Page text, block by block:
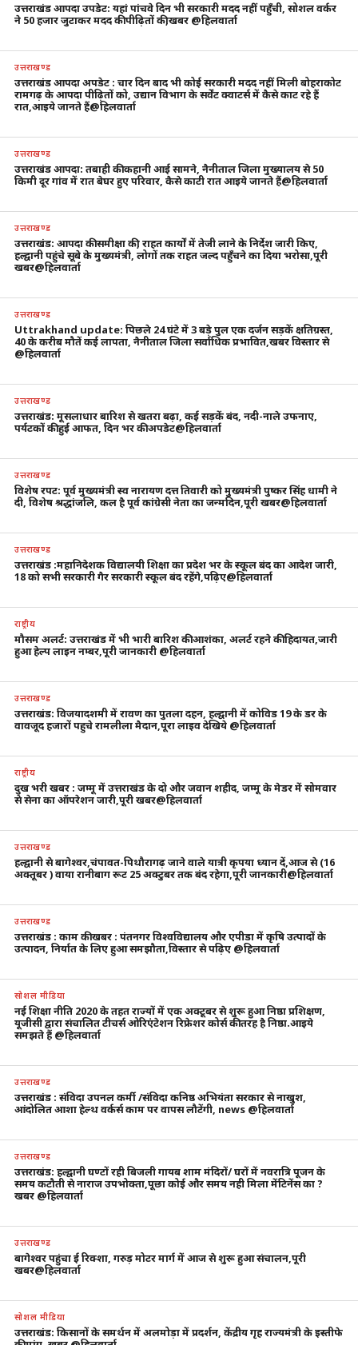
उत्तराखंड आपदा उपडेट: यहां पांचवे दिन भी सरकारी मदद नहीं पहुँची, सोशल वर्कर
ने 50 हजार जुटाकर मदद की पीढ़ितों की,खबर @हिलवार्ता
उत्तराखण्ड
उत्तराखंड आपदा अपडेट : चार दिन बाद भी कोई सरकारी मदद नहीं मिली बोहराकोट
रामगढ़ के आपदा पीढ़ितों को, उद्यान विभाग के सर्वेंट क्वाटर्स में कैसे काट रहे हैं
रात,आइये जानते हैं@हिलवार्ता
उत्तराखण्ड
उत्तराखंड आपदा: तबाही की कहानी आई सामने, नैनीताल जिला मुख्यालय से 50
किमी दूर गांव में रात बेघर हुए परिवार, कैसे काटी रात आइये जानते हैं@हिलवार्ता
उत्तराखण्ड
उत्तराखंड: आपदा की समीक्षा की, राहत कार्यों में तेजी लाने के निर्देश जारी किए,
हल्द्वानी पहुंचे सूबे के मुख्यमंत्री, लोगों तक राहत जल्द पहुँचने का दिया भरोसा,पूरी
खबर@हिलवार्ता
उत्तराखण्ड
Uttrakhand update: पिछले 24 घंटे में 3 बड़े पुल एक दर्जन सड़कें क्षतिग्रस्त,
40 के करीब मौतें कई लापता, नैनीताल जिला सर्वाधिक प्रभावित,खबर विस्तार से
@हिलवार्ता
उत्तराखण्ड
उत्तराखंड: मूसलाधार बारिश से खतरा बढ़ा, कई सड़कें बंद, नदी-नाले उफनाए,
पर्यटकों की हुई आफत, दिन भर की अपडेट@हिलवार्ता
उत्तराखण्ड
विशेष रपट: पूर्व मुख्यमंत्री स्व नारायण दत्त तिवारी को मुख्यमंत्री पुष्कर सिंह धामी ने
दी, विशेष श्रद्धांजलि, कल है पूर्व कांग्रेसी नेता का जन्मदिन,पूरी खबर@हिलवार्ता
उत्तराखण्ड
उत्तराखंड :महानिदेशक विद्यालयी शिक्षा का प्रदेश भर के स्कूल बंद का आदेश जारी,
18 को सभी सरकारी गैर सरकारी स्कूल बंद रहेंगे,पढ़िए@हिलवार्ता
राष्ट्रीय
मौसम अलर्ट: उत्तराखंड में भी भारी बारिश की आशंका, अलर्ट रहने की हिदायत,जारी
हुआ हेल्प लाइन नम्बर,पूरी जानकारी @हिलवार्ता
उत्तराखण्ड
उत्तराखंड: विजयादशमी में रावण का पुतला दहन, हल्द्वानी में कोविड 19 के डर के
वावजूद हजारों पहुचे रामलीला मैदान,पूरा लाइव देखिये @हिलवार्ता
राष्ट्रीय
दुख भरी खबर : जम्मू में उत्तराखंड के दो और जवान शहीद, जम्मू के मेडर में सोमवार
से सेना का ऑपरेशन जारी,पूरी खबर@हिलवार्ता
उत्तराखण्ड
हल्द्वानी से बागेश्वर,चंपावत-पिथौरागढ़ जाने वाले यात्री कृपया ध्यान दें,आज से (16
अक्तूबर ) वाया रानीबाग रूट 25 अक्टुबर तक बंद रहेगा,पूरी जानकारी@हिलवार्ता
उत्तराखण्ड
उत्तराखंड : काम की खबर : पंतनगर विश्वविद्यालय और एपीडा में कृषि उत्पादों के
उत्पादन, निर्यात के लिए हुआ समझौता,विस्तार से पढ़िए @हिलवार्ता
सोशल मीडिया
नई शिक्षा नीति 2020 के तहत राज्यों में एक अक्टूबर से शुरू हुआ निष्ठा प्रशिक्षण,
यूजीसी द्वारा संचालित टीचर्स ओरिएंटेशन रिफ्रेशर कोर्स की तरह है निष्ठा.आइये
समझते हैं @हिलवार्ता
उत्तराखण्ड
उत्तराखंड : संविदा उपनल कर्मी /संविदा कनिष्ठ अभियंता सरकार से नाखुश,
आंदोलित आशा हेल्थ वर्कर्स काम पर वापस लौटेंगी, news @हिलवार्ता
उत्तराखण्ड
उत्तराखंड: हल्द्वानी घण्टों रही बिजली गायब शाम मंदिरों/ घरों में नवरात्रि पूजन के
समय कटौती से नाराज उपभोक्ता,पूछा कोई और समय नही मिला मेंटिनेंस का ?
खबर @हिलवार्ता
उत्तराखण्ड
बागेश्वर पहुंचा ई रिक्शा, गरुड़ मोटर मार्ग में आज से शुरू हुआ संचालन,पूरी
खबर@हिलवार्ता
सोशल मीडिया
उत्तराखंड: किसानों के समर्थन में अलमोड़ा में प्रदर्शन, केंद्रीय गृह राज्यमंत्री के इस्तीफे